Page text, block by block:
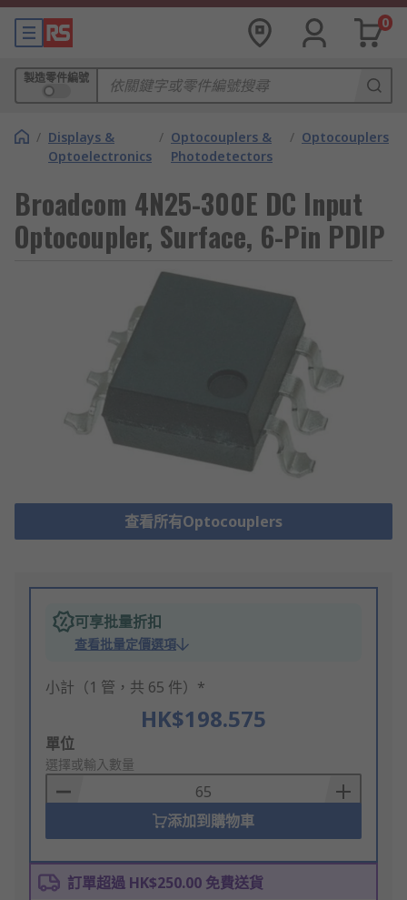
0
製造零件編號
/ Displays &
Optoelectronics
/ Optocouplers &
Photodetectors
/ Optocouplers
Broadcom 4N25-300E DC Input
Optocoupler, Surface, 6-Pin PDIP
查看所有Optocouplers
可享批量折扣
查看批量定價選項
小計（1 管，共 65 件）*
HK$198.575
Add
to
Basket
單位
選擇或輸入數量
添加到購物車
訂單超過 HK$250.00 免費送貨